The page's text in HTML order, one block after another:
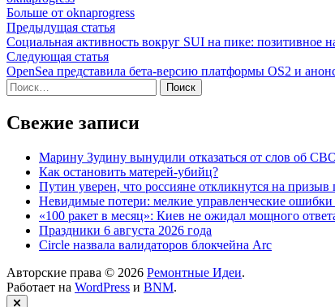
Больше от oknaprogress
Навигация
по
записям
Предыдущая статьяПредыдущая
статья:
Социальная активность вокруг SUI на пике: позитивное
Следующая статьяСледующая
статья:
OpenSea представила бета-версию платформы OS2 и
Найти:
Свежие записи
Марину Зудину вынудили отказаться от слов об
Как остановить матерей-убийц?
Путин уверен, что россияне откликнутся на
Невидимые потери: мелкие управленческие
«100 ракет в месяц»: Киев не ожидал мощного
Праздники 6 августа 2026 года
Circle назвала валидаторов блокчейна Arc
Авторские права © 2026 Ремонтные Идеи.
Работает на WordPress и BNM.
Закрыть